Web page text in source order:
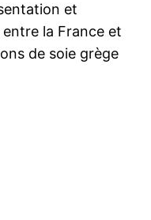
et
la France et
de soie grège